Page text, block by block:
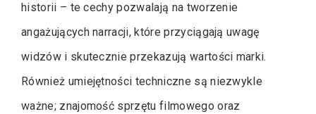
historii – te cechy pozwalają na tworzenie
angażujących narracji, które przyciągają uwagę
widzów i skutecznie przekazują wartości marki.
Również umiejętności techniczne są niezwykle
ważne; znajomość sprzętu filmowego oraz